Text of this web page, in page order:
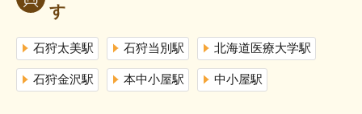
す
石狩太美駅 石狩当別駅 北海道医療大学駅
石狩金沢駅 本中小屋駅 中小屋駅